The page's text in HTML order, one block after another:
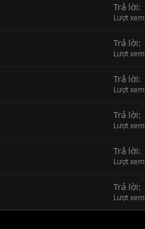
Trả lời
Lượt xem
Trả lời
Lượt xem
Trả lời
Lượt xem
Trả lời
Lượt xem
Trả lời
Lượt xem
Trả lời
Lượt xem